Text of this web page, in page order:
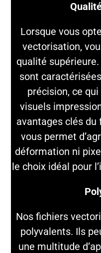
Lorsque vous
vectorisation,
qualité
sont
précision, ce
visuels
avantages clés du
vous permet
déformation ni
le choix idéal pour
Nos fichiers
polyvalents. Ils
une multitude